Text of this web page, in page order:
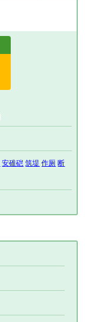
安碓硙 筑堤 作厕 断